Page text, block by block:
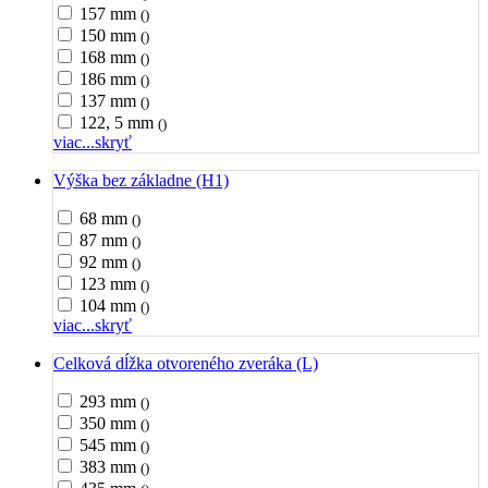
157 mm ()
150 mm ()
168 mm ()
186 mm ()
137 mm ()
122, 5 mm ()
viac...skryť
Výška bez základne (H1)
68 mm ()
87 mm ()
92 mm ()
123 mm ()
104 mm ()
viac...skryť
Celková dĺžka otvoreného zveráka (L)
293 mm ()
350 mm ()
545 mm ()
383 mm ()